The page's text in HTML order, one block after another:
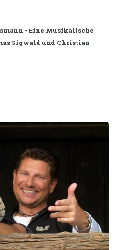
- Eine Musikalische
Sigwald und Christian